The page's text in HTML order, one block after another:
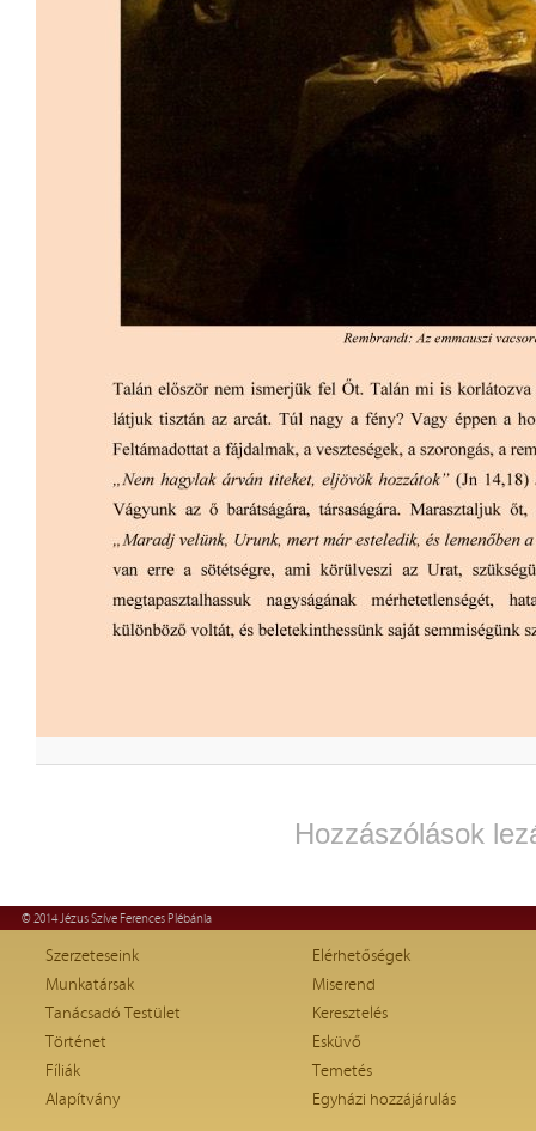
Hozzászólások
© 2014 Jézus Szíve Ferences Plébánia
Szerzeteseink
Munkatársak
Tanácsadó Testület
Történet
Fíliák
Alapítvány
Elérhetőségek
Miserend
Keresztelés
Esküvő
Temetés
Egyházi hozzájárulás